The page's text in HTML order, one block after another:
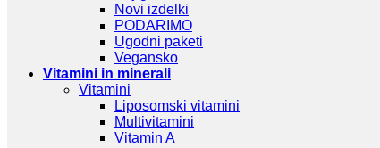
Novi izdelki
PODARIMO
Ugodni paketi
Vegansko
Vitamini in minerali
Vitamini
Liposomski vitamini
Multivitamini
Vitamin A